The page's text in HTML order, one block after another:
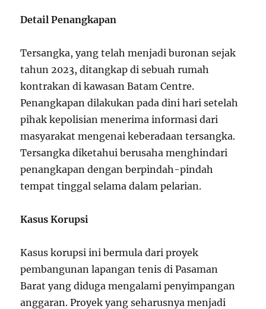
Detail Penangkapan
Tersangka, yang telah menjadi buronan sejak
tahun 2023, ditangkap di sebuah rumah
kontrakan di kawasan Batam Centre.
Penangkapan dilakukan pada dini hari setelah
pihak kepolisian menerima informasi dari
masyarakat mengenai keberadaan tersangka.
Tersangka diketahui berusaha menghindari
penangkapan dengan berpindah-pindah
tempat tinggal selama dalam pelarian.
Kasus Korupsi
Kasus korupsi ini bermula dari proyek
pembangunan lapangan tenis di Pasaman
Barat yang diduga mengalami penyimpangan
anggaran. Proyek yang seharusnya menjadi